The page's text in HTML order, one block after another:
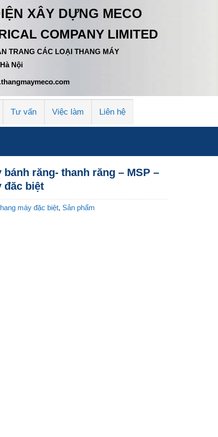
XÂY DỰNG MECO
COMPANY LIMITED
TRANG CÁC LOẠI THANG MÁY
Nội
Tư vấn Việc làm Liên hệ
bánh răng- thanh răng – MSP –
đăc biệt
máy đặc biệt, Sản phẩm